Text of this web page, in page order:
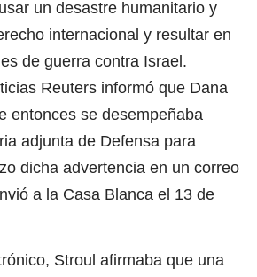
un desastre humanitario y
internacional y resultar en
de guerra contra Israel.
Reuters informó que Dana
entonces se desempeñaba
adjunta de Defensa para
dicha advertencia en un correo
a la Casa Blanca el 13 de
Stroul afirmaba que una